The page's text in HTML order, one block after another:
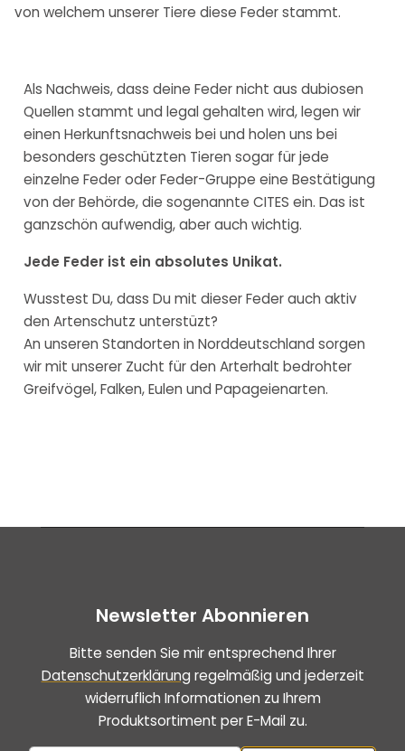
von welchem unserer Tiere diese Feder stammt.
Als Nachweis, dass deine Feder nicht aus dubiosen
Quellen stammt und legal gehalten wird, legen wir
einen Herkunftsnachweis bei und holen uns bei
besonders geschützten Tieren sogar für jede
einzelne Feder oder Feder-Gruppe eine Bestätigung
von der Behörde, die sogenannte CITES ein. Das ist
ganzschön aufwendig, aber auch wichtig.
Jede Feder ist ein absolutes Unikat.
Wusstest Du, dass Du mit dieser Feder auch aktiv
den Artenschutz unterstüzt?
An unseren Standorten in Norddeutschland sorgen
wir mit unserer Zucht für den Arterhalt bedrohter
Greifvögel, Falken, Eulen und Papageienarten.
Newsletter Abonnieren
Bitte senden Sie mir entsprechend Ihrer
Datenschutzerklärung regelmäßig und jederzeit
widerruflich Informationen zu Ihrem
Produktsortiment per E-Mail zu.